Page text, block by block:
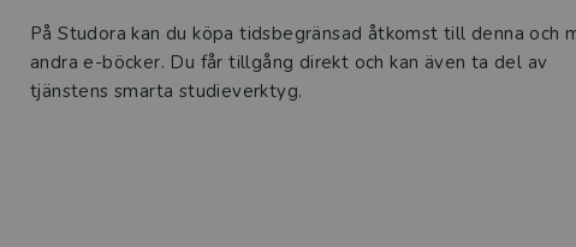
På Studora kan du köpa tidsbegränsad åtkomst till denna och
andra e-böcker. Du får tillgång direkt och kan även ta del av
tjänstens smarta studieverktyg.